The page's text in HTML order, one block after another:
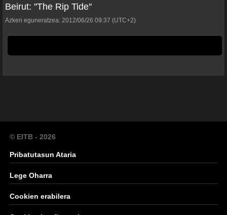
Beirut: ''The Rip Tide''
Azken eguneratzea: 2012/06/26 09:37 (UTC+2)
© EITB - 2026
Pribatutasun Ataria
Lege Oharra
Cookien erabilera